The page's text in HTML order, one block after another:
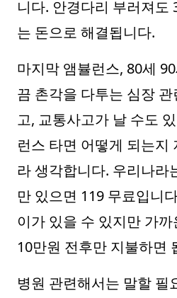
니다. 안경다리 부러져도
는 돈으로 해결됩니다.
마지막 앰뷸런스, 80세
끔 촌각을 다투는 심장
고, 교통사고가 날 수도
런스 타면 어떻게 되는지
라 생각합니다. 우리나라
만 있으면 119 무료입니
이가 있을 수 있지만 가
10만원 전후만 지불하면
병원 관련해서는 말할 필